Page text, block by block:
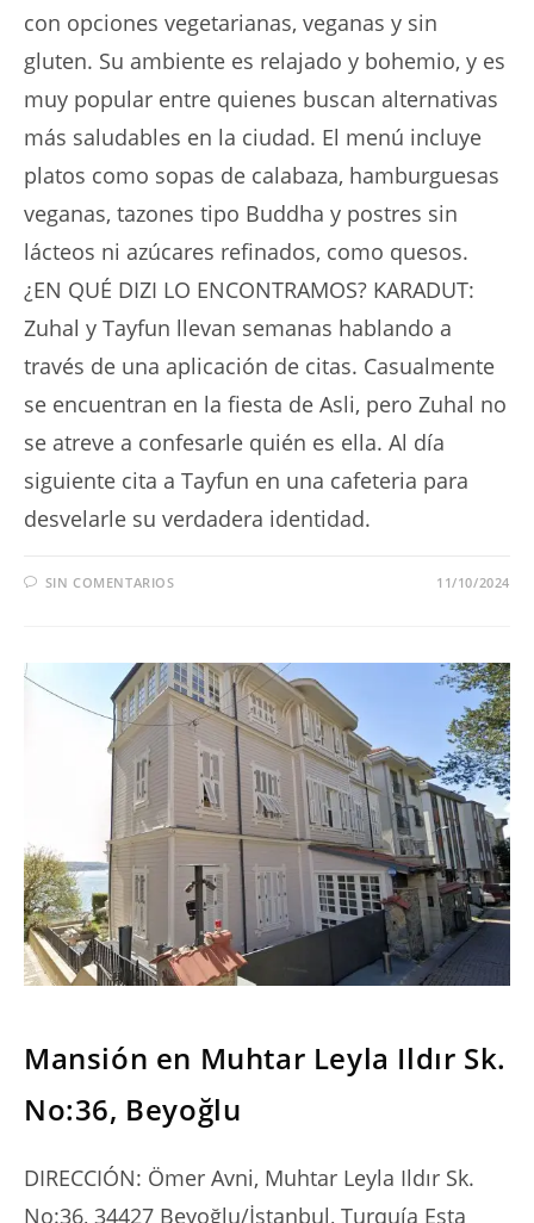
con opciones vegetarianas, veganas y sin
gluten. Su ambiente es relajado y bohemio, y es
muy popular entre quienes buscan alternativas
más saludables en la ciudad. El menú incluye
platos como sopas de calabaza, hamburguesas
veganas, tazones tipo Buddha y postres sin
lácteos ni azúcares refinados, como quesos.
¿EN QUÉ DIZI LO ENCONTRAMOS? KARADUT:
Zuhal y Tayfun llevan semanas hablando a
través de una aplicación de citas. Casualmente
se encuentran en la fiesta de Asli, pero Zuhal no
se atreve a confesarle quién es ella. Al día
siguiente cita a Tayfun en una cafeteria para
desvelarle su verdadera identidad.
SIN COMENTARIOS 11/10/2024
Mansión en Muhtar Leyla Ildır Sk.
No:36, Beyoğlu
DIRECCIÓN: Ömer Avni, Muhtar Leyla Ildır Sk.
No:36, 34427 Beyoğlu/İstanbul, Turquía Esta